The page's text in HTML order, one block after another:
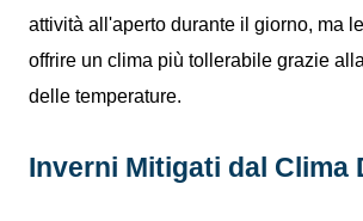
attività all'aperto durante il giorno, ma
offrire un clima più tollerabile grazie
delle temperature.
Inverni Mitigati dal Clima